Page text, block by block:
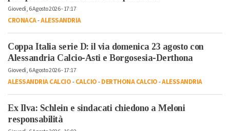
Giovedì, 6 Agosto 2026 - 17:17
CRONACA-ALESSANDRIA
Coppa Italia serie D: il via domenica 23 agosto con
Alessandria Calcio-Asti e Borgosesia-Derthona
Giovedì, 6 Agosto 2026 - 17:17
ALESSANDRIA CALCIO-CALCIO-DERTHONA CALCIO-ALESSANDRIA
Ex Ilva: Schlein e sindacati chiedono a Meloni
responsabilità